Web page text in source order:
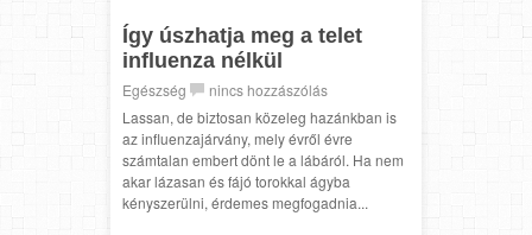
Így úszhatja meg a telet
influenza nélkül
Egészség
nincs hozzászólás
Lassan, de biztosan közeleg hazánkban is
az influenzajárvány, mely évről évre
számtalan embert dönt le a lábáról. Ha nem
akar lázasan és fájó torokkal ágyba
kényszerülni, érdemes megfogadnia...